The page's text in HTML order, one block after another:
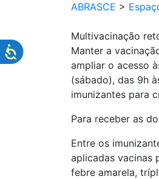
ABRASCE >
Multivacinação
Manter a
ampliar o acesso
(sábado), das 9h
imunizantes para
Para receber as
Entre os
aplicadas vacinas
febre amarela,